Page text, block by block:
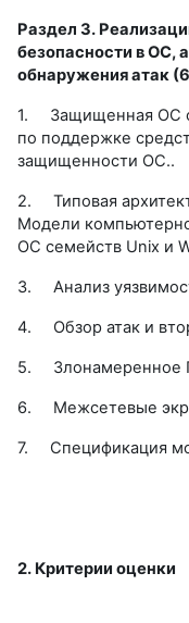
Раздел 3.
безопасности в ОС,
обнаружения атак
1. Защищенная ОС
по поддержке
защищенности ОС..
2. Типовая
Модели
ОС семейств Unix и
3. Анализ
4. Обзор атак и
5. Злонамеренное
6. Межсетевые
7. Спецификация
2. Критерии оценки